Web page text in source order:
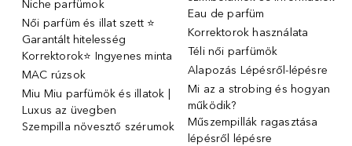
Niche parfümok
Női parfüm és illat szett ⭐
Garantált hitelesség
Korrektorok⭐ Ingyenes minta
MAC rúzsok
Miu Miu parfümök és illatok |
Luxus az üvegben
Szempilla növesztő szérumok
Eau de parfüm
Korrektorok használata
Téli női parfümök
Alapozás Lépésről-lépésre
Mi az a strobing és hogyan
működik?
Műszempillák ragasztása
lépésről lépésre